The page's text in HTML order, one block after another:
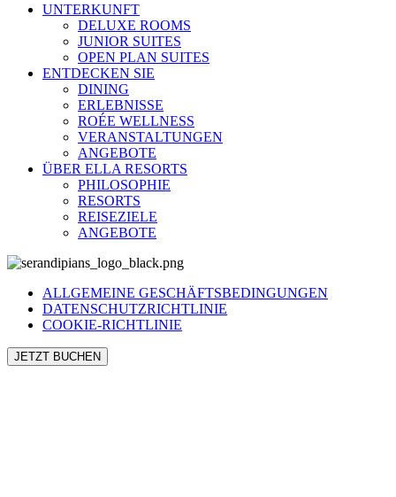
UNTERKUNFT
DELUXE ROOMS
JUNIOR SUITES
OPEN PLAN SUITES
ENTDECKEN SIE
DINING
ERLEBNISSE
ROÉE WELLNESS
VERANSTALTUNGEN
ANGEBOTE
ÜBER ELLA RESORTS
PHILOSOPHIE
RESORTS
REISEZIELE
ANGEBOTE
ALLGEMEINE GESCHÄFTSBEDINGUNGEN
DATENSCHUTZRICHTLINIE
COOKIE-RICHTLINIE
JETZT BUCHEN